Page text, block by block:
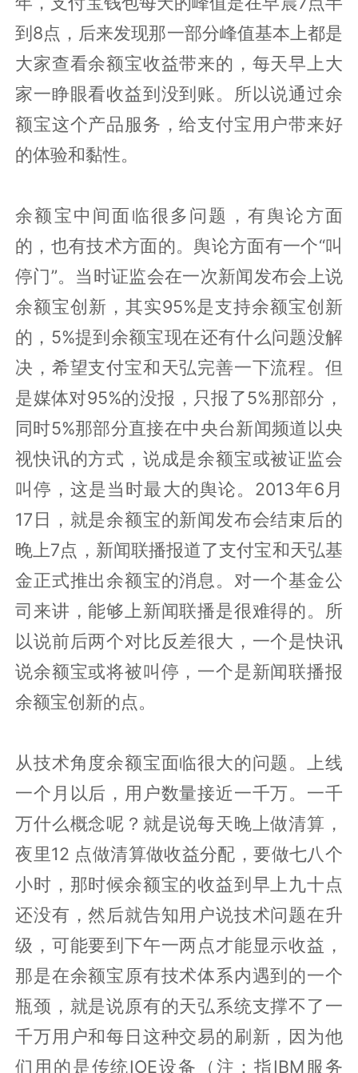
到8点，后来发现那一部分峰值基本上都是
大家查看余额宝收益带来的，每天早上大
家一睁眼看收益到没到账。所以说通过余
额宝这个产品服务，给支付宝用户带来好
的体验和黏性。
余额宝中间面临很多问题，有舆论方面
的，也有技术方面的。舆论方面有一个“叫
停门”。当时证监会在一次新闻发布会上说
余额宝创新，其实95%是支持余额宝创新
的，5%提到余额宝现在还有什么问题没解
决，希望支付宝和天弘完善一下流程。但
是媒体对95%的没报，只报了5%那部分，
同时5%那部分直接在中央台新闻频道以央
视快讯的方式，说成是余额宝或被证监会
叫停，这是当时最大的舆论。2013年6月
17日，就是余额宝的新闻发布会结束后的
晚上7点，新闻联播报道了支付宝和天弘基
金正式推出余额宝的消息。对一个基金公
司来讲，能够上新闻联播是很难得的。所
以说前后两个对比反差很大，一个是快讯
说余额宝或将被叫停，一个是新闻联播报
余额宝创新的点。
从技术角度余额宝面临很大的问题。上线
一个月以后，用户数量接近一千万。一千
万什么概念呢？就是说每天晚上做清算，
夜里12 点做清算做收益分配，要做七八个
小时，那时候余额宝的收益到早上九十点
还没有，然后就告知用户说技术问题在升
级，可能要到下午一两点才能显示收益，
那是在余额宝原有技术体系内遇到的一个
瓶颈，就是说原有的天弘系统支撑不了一
千万用户和每日这种交易的刷新，因为他
们用的是传统IOE设备（注：指IBM服务